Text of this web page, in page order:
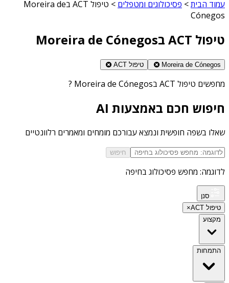
עמוד הבית> פסיכולוגים ומטפלים >
טיפול ACT בMoreira de
Cónegos
טיפול ACT בMoreira de Cónegos
Moreira de Cónegos טיפול ACT
מחפשים טיפול ACT בMoreira de Cónegos ?
חיפוש חכם באמצעות AI
שאלו בשפה חופשית ונמצא עבורכם מומחים ומאמרים רלוונטיים
חיפוש
לדוגמה: מחפש פסיכולוג בחיפה
סנן
טיפול ACT
×
מקצוע
התמחות